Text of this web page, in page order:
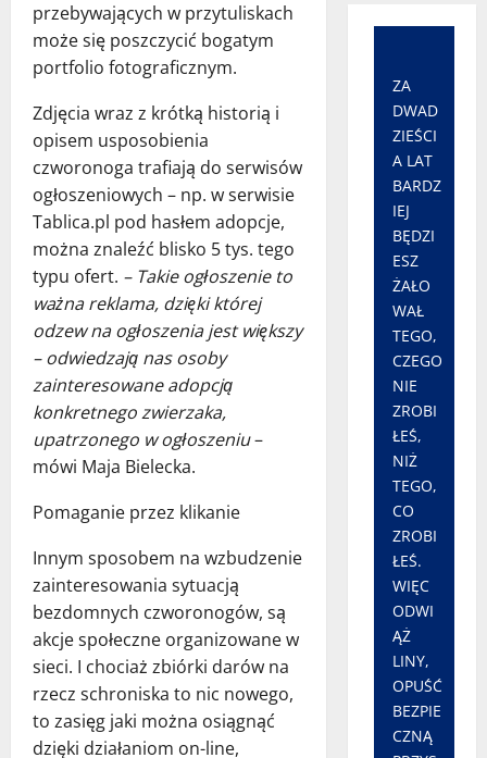
przebywających w przytuliskach
może się poszczycić bogatym
portfolio fotograficznym.
Zdjęcia wraz z krótką historią i
opisem usposobienia
czworonoga trafiają do serwisów
ogłoszeniowych – np. w serwisie
Tablica.pl pod hasłem adopcje,
można znaleźć blisko 5 tys. tego
typu ofert. – Takie ogłoszenie to
ważna reklama, dzięki której
odzew na ogłoszenia jest większy
– odwiedzają nas osoby
zainteresowane adopcją
konkretnego zwierzaka,
upatrzonego w ogłoszeniu–
mówi Maja Bielecka.
Pomaganie przez klikanie
Innym sposobem na wzbudzenie
zainteresowania sytuacją
bezdomnych czworonogów, są
akcje społeczne organizowane w
sieci. I chociaż zbiórki darów na
rzecz schroniska to nic nowego,
to zasięg jaki można osiągnąć
dzięki działaniom on-line,
ZA
DWAD
ZIEŚCI
A LAT
BARDZ
IEJ
BĘDZI
ESZ
ŻAŁO
WAŁ
TEGO,
CZEGO
NIE
ZROBI
ŁEŚ,
NIŻ
TEGO,
CO
ZROBI
ŁEŚ.
WIĘC
ODWI
ĄŻ
LINY,
OPUŚĆ
BEZPIE
CZNĄ